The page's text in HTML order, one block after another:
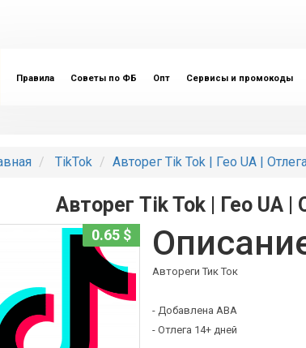
Правила Советы по ФБ Опт Сервисы и промокоды
TikTok Авторег Tik Tok | Гео UA |
Авторег Tik Tok | Гео UA
0.65 $
Автореги Тик Ток
- Добавлена АВА
- Отлега 14+ дней